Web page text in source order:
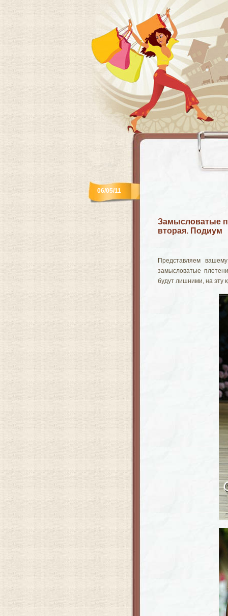
Замысловатые
вторая. Подиум
06/05/11
Представляем
замысловатые
будут лишними, на эту